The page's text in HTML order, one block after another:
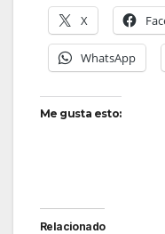
X
WhatsApp
Me gusta esto:
Relacionado